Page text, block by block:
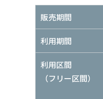
販売期間
利用期間
利用区間
（フリー区間）